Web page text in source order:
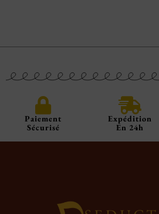
Paiement
Sécurisé
Expédition
En 24h